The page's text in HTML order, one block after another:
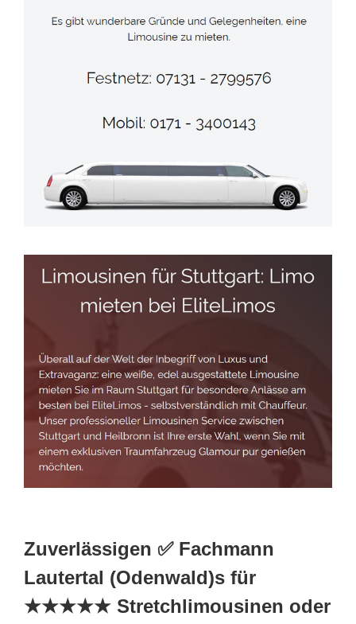
Zuverlässigen ✅ Fachmann
Lautertal (Odenwald)s für
★★★★★ Stretchlimousinen oder